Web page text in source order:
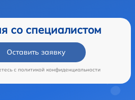
со специалистом
Оставить заявку
c политикой конфиденциальности